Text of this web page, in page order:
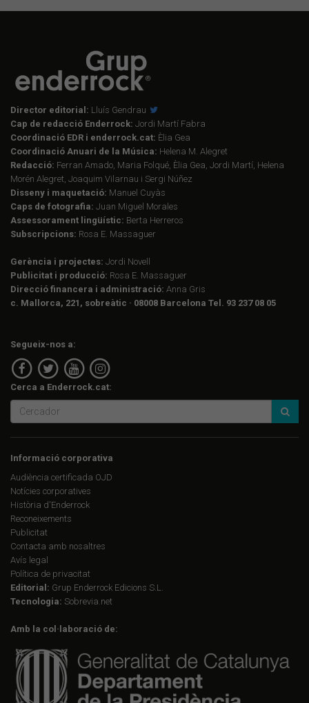
Director editorial: Lluís Gendrau
Cap de redacció Enderrock: Jordi Martí Fabra
Coordinació EDR i enderrock.cat: Èlia Gea
Coordinació Anuari de la Música: Helena M. Alegret
Redacció: Ferran Amado, Maria Folqué, Èlia Gea, Jordi Martí, Helena
Morén Alegret, Joaquim Vilarnau i Sergi Núñez
Disseny i maquetació: Manuel Cuyàs
Caps de fotografia: Juan Miguel Morales
Assessorament lingüístic: Berta Herreros
Subscripcions: Rosa E. Massaguer
Gerència i projectes: Jordi Novell
Publicitat i producció: Rosa E. Massaguer
Direcció financera i administració: Anna Gris
c. Mallorca, 221, sobreàtic · 08008 Barcelona Tel. 93 237 08 05
Segueix-nos a:
Cerca a Enderrock.cat:
Informació corporativa
Audiència certificada OJD
Notícies corporatives
Història d'Enderrock
Reconeixements
Publicitat
Contacta amb nosaltres
Avís legal
Política de privacitat
Editorial: Grup Enderrock Edicions S.L.
Tecnologia: Sobrevia.net
Amb la col·laboració de: